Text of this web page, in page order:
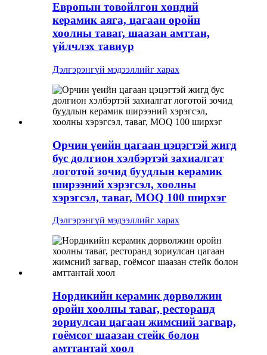
Европын товойлгон хөндий
керамик аяга, цагаан оройн
хоолны таваг, шаазан амттан,
үйлчлэх тавиур
Дэлгэрэнгүй мэдээллийг харах
Орчин үеийн цагаан цэцэгтэй жигд
бус долгион хэлбэртэй захиалгат
логотой зочид буудлын керамик
ширээний хэрэгсэл, хоолны
хэрэгсэл, таваг, MOQ 100 ширхэг
Дэлгэрэнгүй мэдээллийг харах
Нордикийн керамик дөрвөлжин
оройн хоолны таваг, ресторанд
зориулсан цагаан жимсний загвар,
гоёмсог шаазан стейк болон
амттантай хоол